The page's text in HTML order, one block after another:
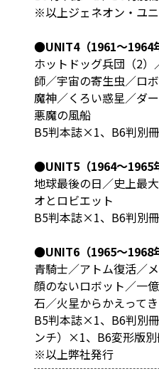
※以上ジェネオン・ユ
●UNIT4（1961～1964
ホットドッグ兵団（2
師／宇宙の寄生虫／ロ
魔神／くろい惑星／ダ
悪魔の風船
B5判本誌×1、B6判別
●UNIT5（1964～1965
地球最後の日／史上最
オとロビエット
B5判本誌×1、B6判別
●UNIT6（1965～1968
青騎士／アトム復活／
顔のないロボット／一
石／火星からかえって
B5判本誌×1、B6判別
ンチ）×1、B6変形版
※以上弊社発行